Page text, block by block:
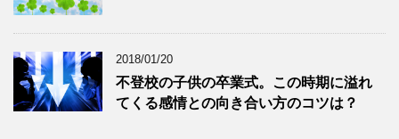
2018/01/20
不登校の子供の卒業式。この時期に溢れ
てくる感情との向き合い方のコツは？